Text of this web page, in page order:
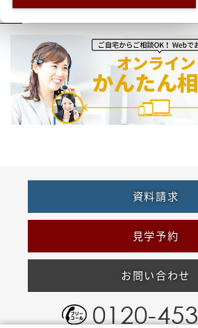
資料請求
見学予約
お問い合わせ
0120-